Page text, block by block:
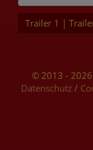
Trailer 1 |
© 2013 -
Datenschutz/